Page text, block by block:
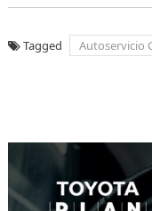
Tagged Autoservicio
entradas